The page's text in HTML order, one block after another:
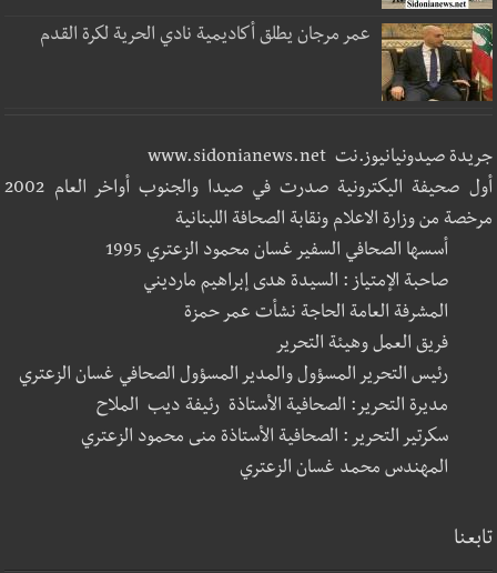
عمر مرجان يطلق أكاديمية نادي الحرية لكرة القدم
جريدة صيدونيانيوز.نت www.sidonianews.net
أول صحيفة اليكترونية صدرت في صيدا والجنوب أواخر العام 2002
مرخصة من وزارة الاعلام ونقابة الصحافة اللبنانية
أسسها الصحافي السفير غسان محمود الزعتري 1995
صاحبة الإمتياز : السيدة هدى إبراهيم مارديني
المشرفة العامة الحاجة نشأت عمر حمزة
فريق العمل وهيئة التحرير
رئيس التحرير المسؤول والمدير المسؤول الصحافي غسان الزعتري
مديرة التحرير: الصحافية الأستاذة رئيفة ديب الملاح
سكرتير التحرير : الصحافية الأستاذة منى محمود الزعتري
المهندس محمد غسان الزعتري
تابعنا